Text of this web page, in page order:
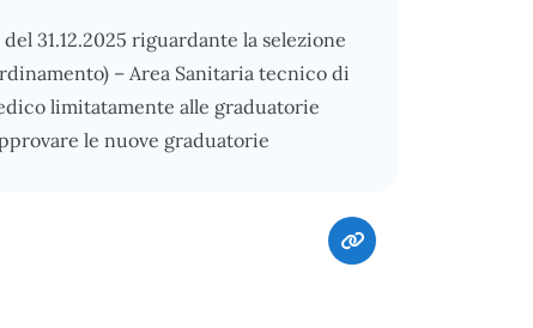
31.12.2025 riguardante la selezione
– Area Sanitaria tecnico di
limitatamente alle graduatorie
le nuove graduatorie